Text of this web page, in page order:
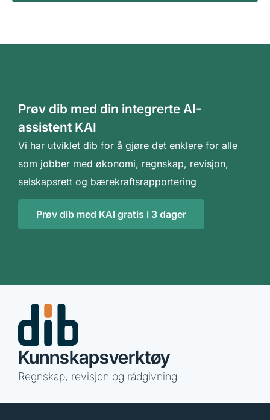
Prøv dib med din integrerte AI-
assistent KAI
Vi har utviklet dib for å gjøre det enklere for alle
som jobber med økonomi, regnskap, revisjon,
selskapsrett og bærekraftsrapportering
Prøv dib med KAI gratis i 3 dager
Kunnskapsverktøy
Regnskap, revisjon og rådgivning